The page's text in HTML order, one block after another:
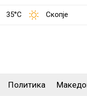
35°C Скопје
Политика